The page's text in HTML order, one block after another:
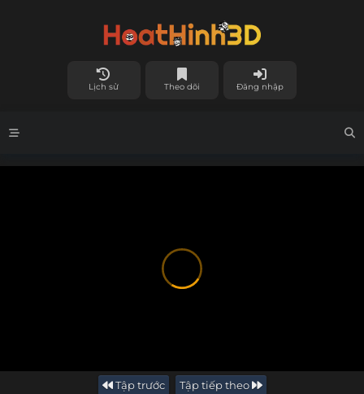
Lịch sử Theo dõi Đăng nhập
Tập trước Tập tiếp theo